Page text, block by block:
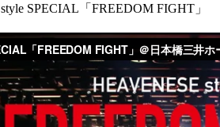
SPECIAL「FREEDOM FIGHT」